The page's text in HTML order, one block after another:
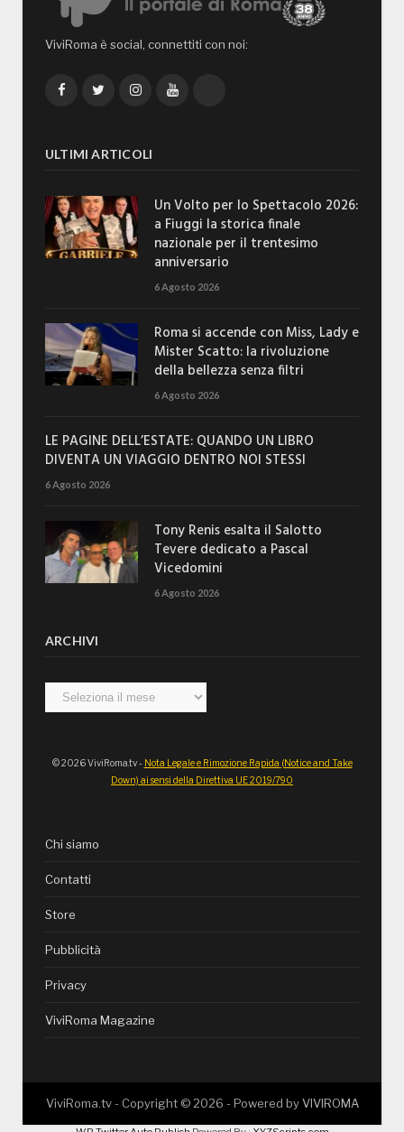
ViviRoma è social, connettiti con noi:
FacebookTwitterInstagramYouTube
ULTIMI ARTICOLI
Un Volto per lo Spettacolo 2026:
a Fiuggi la storica finale
nazionale per il trentesimo
anniversario
6 Agosto 2026
Roma si accende con Miss, Lady e
Mister Scatto: la rivoluzione
della bellezza senza filtri
6 Agosto 2026
LE PAGINE DELL’ESTATE: QUANDO UN LIBRO
DIVENTA UN VIAGGIO DENTRO NOI STESSI
6 Agosto 2026
Tony Renis esalta il Salotto
Tevere dedicato a Pascal
Vicedomini
6 Agosto 2026
ARCHIVI
Archivi
© 2026 ViviRoma.tv - Nota Legale e Rimozione Rapida (Notice and Take
Down) ai sensi della Direttiva UE 2019/790
Chi siamo
Contatti
Store
Pubblicità
Privacy
ViviRoma Magazine
ViviRoma.tv - Copyright ©2026 - Powered byVIVIROMA